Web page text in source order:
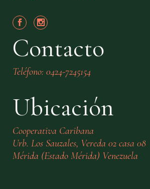
Contacto
Teléfono: 0424-7245154
Ubicación
Cooperativa Caribana
Urb. Los Sauzales, Vereda 02 casa 08
Mérida (Estado Mérida) Venezuela